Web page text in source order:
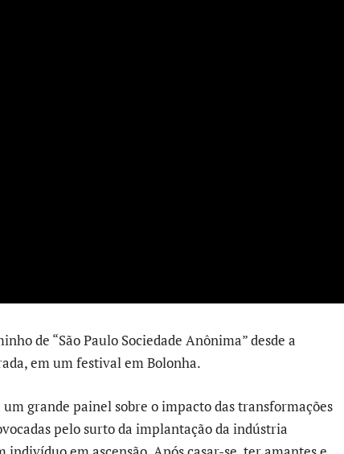
de “São Paulo Sociedade Anônima” desde a
em um festival em Bolonha.
grande painel sobre o impacto das transformações
pelo surto da implantação da indústria